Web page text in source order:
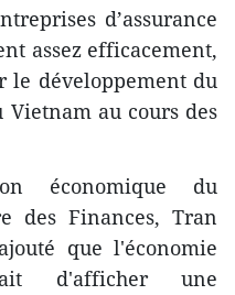
d’assurance
assez efficacement,
le développement du
Vietnam au cours des
économique du
des Finances, Tran
que l'économie
d'afficher une